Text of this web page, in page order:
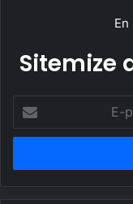
Sitemize
posta
adresinizi